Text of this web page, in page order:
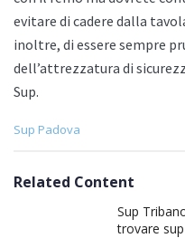
evitare di cadere dalla
inoltre, di essere sempre
dell’attrezzatura di
Sup.
C
e
Sup Padova
Related Content
Sup
trovare